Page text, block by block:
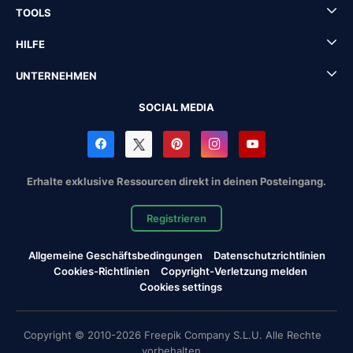
TOOLS
HILFE
UNTERNEHMEN
SOCIAL MEDIA
Erhalte exklusive Ressourcen direkt in deinen Posteingang.
Registrieren
Allgemeine Geschäftsbedingungen
Datenschutzrichtlinien
Cookies-Richtlinien
Copyright-Verletzung melden
Cookies settings
Copyright © 2010-2026 Freepik Company S.L.U. Alle Rechte